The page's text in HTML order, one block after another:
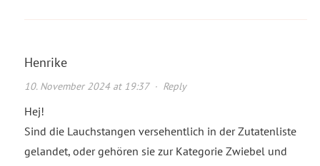
Henrike
10. November 2024 at 19:37· Reply
Hej!
Sind die Lauchstangen versehentlich in der Zutatenliste
gelandet, oder gehören sie zur Kategorie Zwiebel und